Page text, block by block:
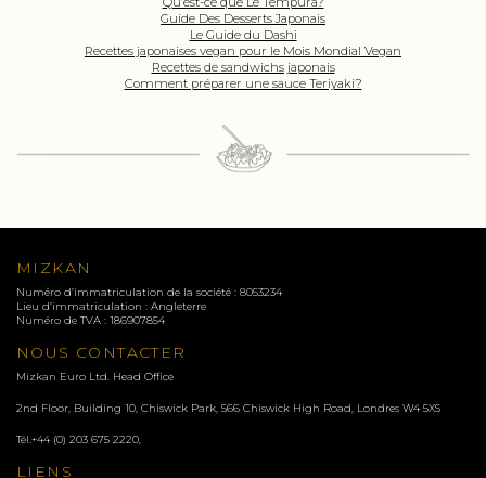
Guide Des Desserts Japonais
Le Guide du Dashi
Recettes japonaises vegan pour le Mois Mondial Vegan
Recettes de sandwichs japonais
Comment préparer une sauce Teriyaki?
MIZKAN
Numéro d’immatriculation de la société : 8053234
Lieu d’immatriculation : Angleterre
Numéro de TVA : 186907854
NOUS CONTACTER
Mizkan Euro Ltd. Head Office
2nd Floor, Building 10, Chiswick Park, 566 Chiswick High Road, Londres W4 5XS
Tél. +44 (0) 203 675 2220
LIENS